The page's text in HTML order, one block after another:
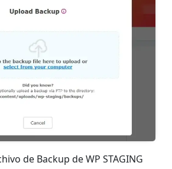
de Backup de WP STAGING